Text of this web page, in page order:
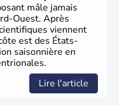
mâle jamais
Ouest. Après
viennent
est des États-
saisonnière en
Lire l'article